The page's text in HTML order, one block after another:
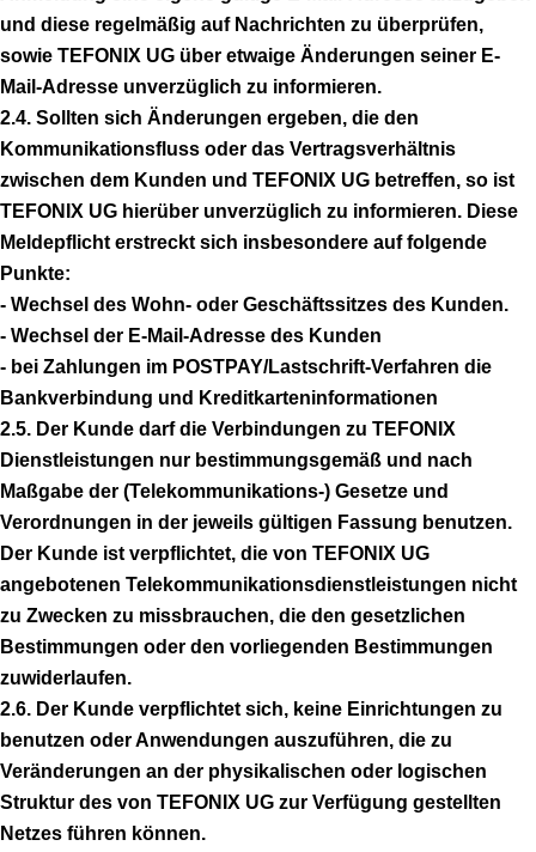
und diese regelmäßig auf Nachrichten zu überprüfen,
sowie TEFONIX UG über etwaige Änderungen seiner E-
Mail-Adresse unverzüglich zu informieren.
2.4. Sollten sich Änderungen ergeben, die den
Kommunikationsfluss oder das Vertragsverhältnis
zwischen dem Kunden und TEFONIX UG betreffen, so ist
TEFONIX UG hierüber unverzüglich zu informieren. Diese
Meldepflicht erstreckt sich insbesondere auf folgende
Punkte:
- Wechsel des Wohn- oder Geschäftssitzes des Kunden.
- Wechsel der E-Mail-Adresse des Kunden
- bei Zahlungen im POSTPAY/Lastschrift-Verfahren die
Bankverbindung und Kreditkarteninformationen
2.5. Der Kunde darf die Verbindungen zu TEFONIX
Dienstleistungen nur bestimmungsgemäß und nach
Maßgabe der (Telekommunikations-) Gesetze und
Verordnungen in der jeweils gültigen Fassung benutzen.
Der Kunde ist verpflichtet, die von TEFONIX UG
angebotenen Telekommunikationsdienstleistungen nicht
zu Zwecken zu missbrauchen, die den gesetzlichen
Bestimmungen oder den vorliegenden Bestimmungen
zuwiderlaufen.
2.6. Der Kunde verpflichtet sich, keine Einrichtungen zu
benutzen oder Anwendungen auszuführen, die zu
Veränderungen an der physikalischen oder logischen
Struktur des von TEFONIX UG zur Verfügung gestellten
Netzes führen können.